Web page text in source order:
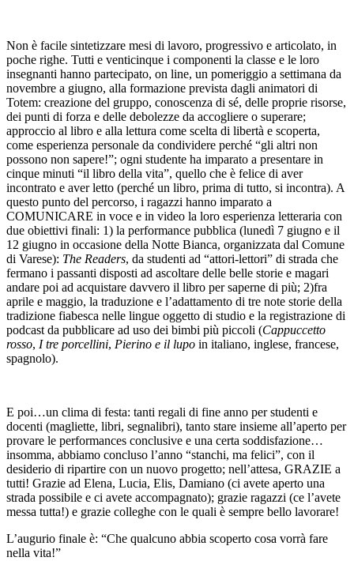
Non è facile sintetizzare mesi di lavoro, progressivo e articolato, in
poche righe. Tutti e venticinque i componenti la classe e le loro
insegnanti hanno partecipato, on line, un pomeriggio a settimana da
novembre a giugno, alla formazione prevista dagli animatori di
Totem: creazione del gruppo, conoscenza di sé, delle proprie risorse,
dei punti di forza e delle debolezze da accogliere o superare;
approccio al libro e alla lettura come scelta di libertà e scoperta,
come esperienza personale da condividere perché “gli altri non
possono non sapere!”; ogni studente ha imparato a presentare in
cinque minuti “il libro della vita”, quello che è felice di aver
incontrato e aver letto (perché un libro, prima di tutto, si incontra). A
questo punto del percorso, i ragazzi hanno imparato a
COMUNICARE in voce e in video la loro esperienza letteraria con
due obiettivi finali: 1) la performance pubblica (lunedì 7 giugno e il
12 giugno in occasione della Notte Bianca, organizzata dal Comune
di Varese): The Readers, da studenti ad “attori-lettori” di strada che
fermano i passanti disposti ad ascoltare delle belle storie e magari
andare poi ad acquistare davvero il libro per saperne di più; 2)fra
aprile e maggio, la traduzione e l’adattamento di tre note storie della
tradizione fiabesca nelle lingue oggetto di studio e la registrazione di
podcast da pubblicare ad uso dei bimbi più piccoli (Cappuccetto
rosso, I tre porcellini, Pierino e il lupo in italiano, inglese, francese,
spagnolo).
E poi…un clima di festa: tanti regali di fine anno per studenti e
docenti (magliette, libri, segnalibri), tanto stare insieme all’aperto per
provare le performances conclusive e una certa soddisfazione…
insomma, abbiamo concluso l’anno “stanchi, ma felici”, con il
desiderio di ripartire con un nuovo progetto; nell’attesa, GRAZIE a
tutti! Grazie ad Elena, Lucia, Elis, Damiano (ci avete aperto una
strada possibile e ci avete accompagnato); grazie ragazzi (ce l’avete
messa tutta!) e grazie colleghe con le quali è sempre bello lavorare!
L’augurio finale è: “Che qualcuno abbia scoperto cosa vorrà fare
nella vita!”